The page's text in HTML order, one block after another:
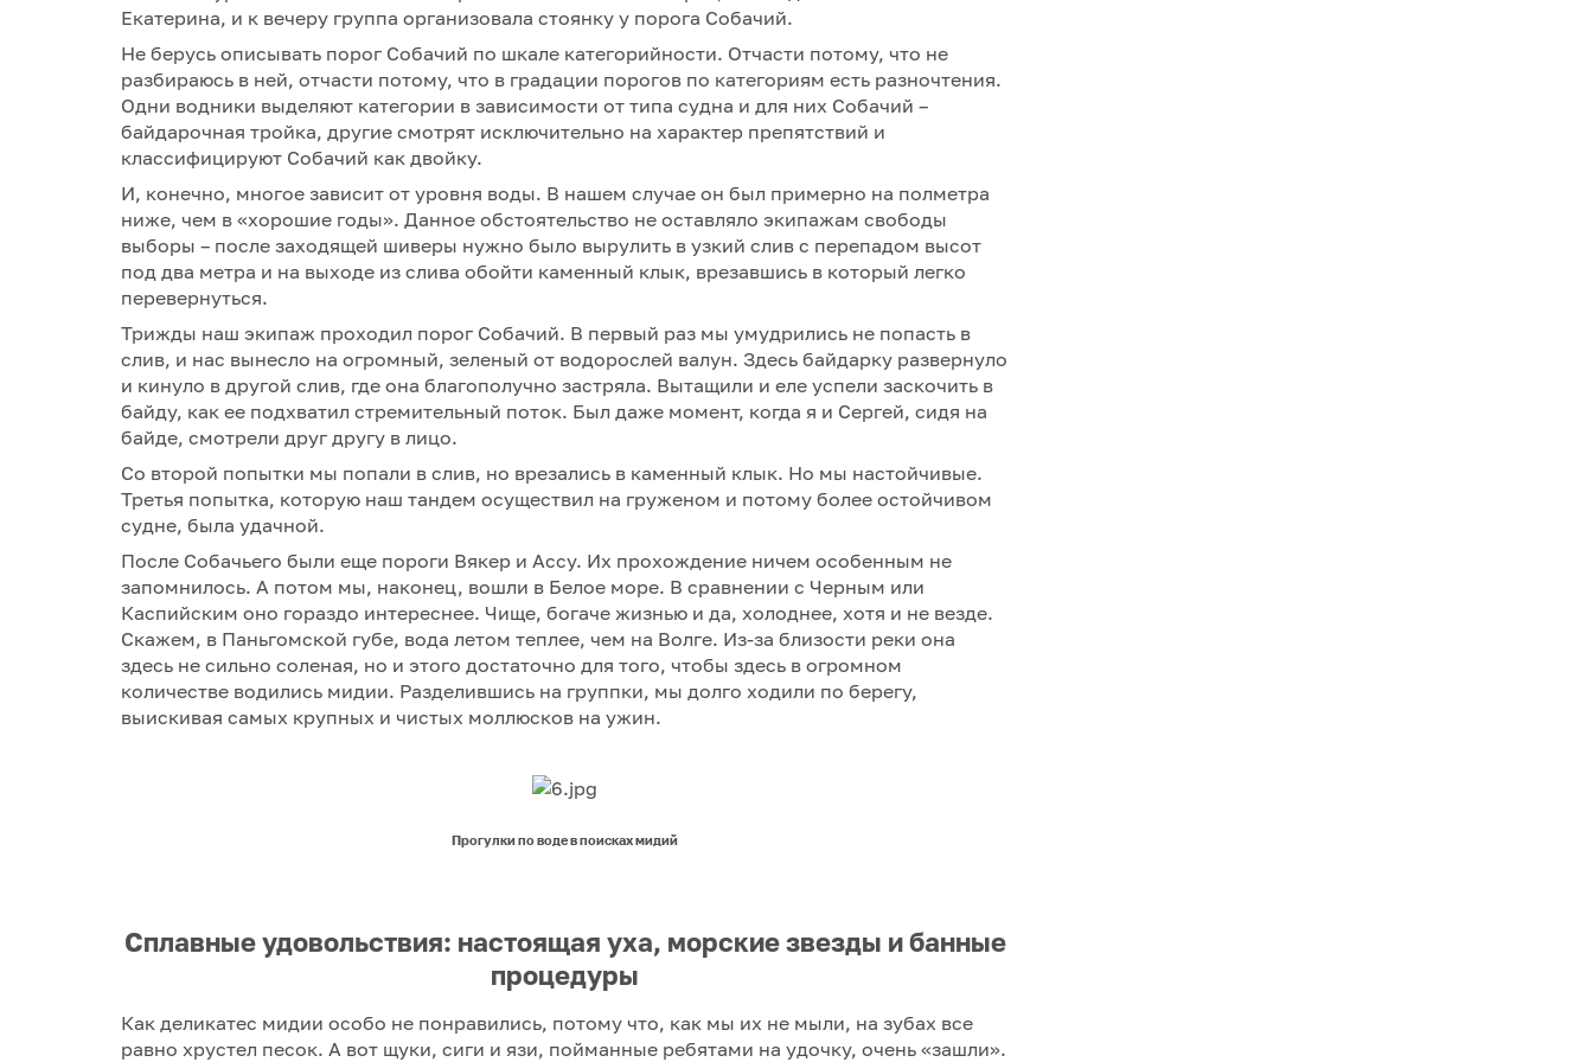
Екатерина, и к вечеру группа организовала стоянку у порога Собачий.
Не берусь описывать порог Собачий по шкале категорийности. Отчасти потому, что не
разбираюсь в ней, отчасти потому, что в градации порогов по категориям есть разночтения.
Одни водники выделяют категории в зависимости от типа судна и для них Собачий –
байдарочная тройка, другие смотрят исключительно на характер препятствий и
классифицируют Собачий как двойку.
И, конечно, многое зависит от уровня воды. В нашем случае он был примерно на полметра
ниже, чем в «хорошие годы». Данное обстоятельство не оставляло экипажам свободы
выборы – после заходящей шиверы нужно было вырулить в узкий слив с перепадом высот
под два метра и на выходе из слива обойти каменный клык, врезавшись в который легко
перевернуться.
Трижды наш экипаж проходил порог Собачий. В первый раз мы умудрились не попасть в
слив, и нас вынесло на огромный, зеленый от водорослей валун. Здесь байдарку развернуло
и кинуло в другой слив, где она благополучно застряла. Вытащили и еле успели заскочить в
байду, как ее подхватил стремительный поток. Был даже момент, когда я и Сергей, сидя на
байде, смотрели друг другу в лицо.
Со второй попытки мы попали в слив, но врезались в каменный клык. Но мы настойчивые.
Третья попытка, которую наш тандем осуществил на груженом и потому более остойчивом
судне, была удачной.
После Собачьего были еще пороги Вякер и Ассу. Их прохождение ничем особенным не
запомнилось. А потом мы, наконец, вошли в Белое море. В сравнении с Черным или
Каспийским оно гораздо интереснее. Чище, богаче жизнью и да, холоднее, хотя и не везде.
Скажем, в Паньгомской губе, вода летом теплее, чем на Волге. Из-за близости реки она
здесь не сильно соленая, но и этого достаточно для того, чтобы здесь в огромном
количестве водились мидии. Разделившись на группки, мы долго ходили по берегу,
выискивая самых крупных и чистых моллюсков на ужин.
Прогулки по воде в поисках мидий
Сплавные удовольствия: настоящая уха, морские звезды и банные
процедуры
Как деликатес мидии особо не понравились, потому что, как мы их не мыли, на зубах все
равно хрустел песок. А вот щуки, сиги и язи, пойманные ребятами на удочку, очень «зашли».